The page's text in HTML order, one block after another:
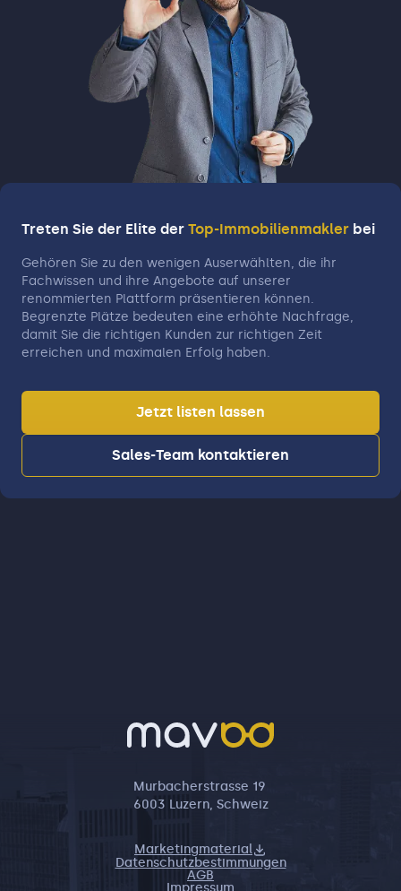
Treten Sie der Elite der Top-Immobilienmakler bei
Gehören Sie zu den wenigen Auserwählten, die ihr
Fachwissen und ihre Angebote auf unserer
renommierten Plattform präsentieren können.
Begrenzte Plätze bedeuten eine erhöhte Nachfrage,
damit Sie die richtigen Kunden zur richtigen Zeit
erreichen und maximalen Erfolg haben.
Jetzt listen lassen
Sales-Team kontaktieren
Murbacherstrasse 19
6003 Luzern, Schweiz
Marketingmaterial
Datenschutzbestimmungen
AGB
Impressum